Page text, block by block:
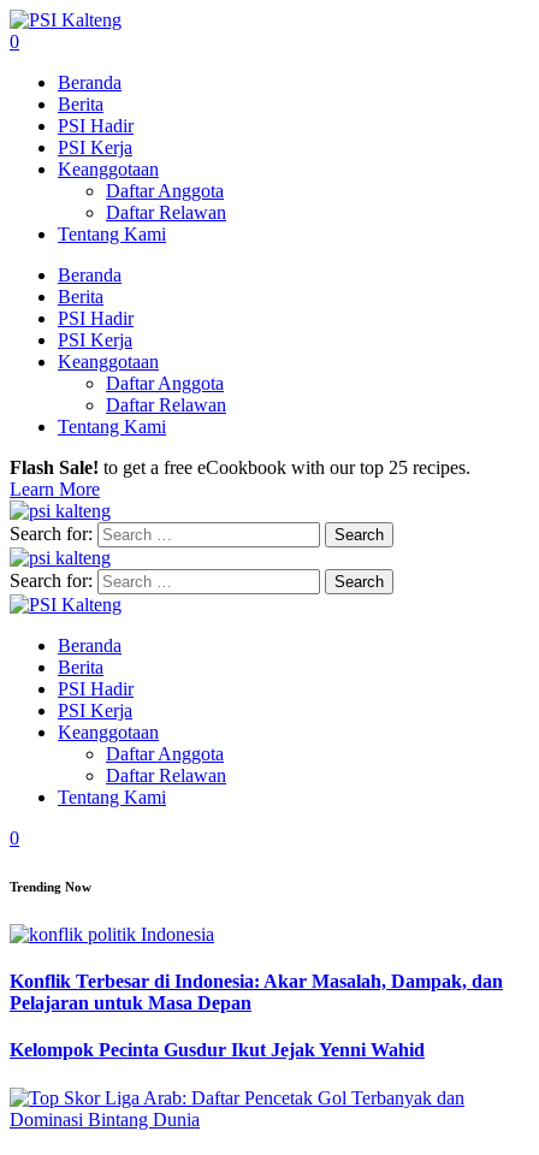
0
Beranda
Berita
PSI Hadir
PSI Kerja
Keanggotaan
Daftar Anggota
Daftar Relawan
Tentang Kami
Beranda
Berita
PSI Hadir
PSI Kerja
Keanggotaan
Daftar Anggota
Daftar Relawan
Tentang Kami
Flash Sale! to get a free eCookbook with our top 25 recipes.
Learn More
Search for:
Search for:
Beranda
Berita
PSI Hadir
PSI Kerja
Keanggotaan
Daftar Anggota
Daftar Relawan
Tentang Kami
0
Trending Now
Konflik Terbesar di Indonesia: Akar Masalah, Dampak, dan
Pelajaran untuk Masa Depan
Kelompok Pecinta Gusdur Ikut Jejak Yenni Wahid